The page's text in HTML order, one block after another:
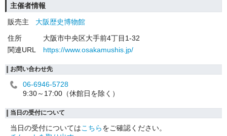
主催者情報
販売主
大阪歴史博物館
住所
大阪市中央区大手前4丁目1-32
関連URL
https://www.osakamushis.jp/
お問い合わせ先
06-6946-5728
9:30～17:00（休館日を除く）
当日の受付について
当日の受付についてはこちらをご確認ください。